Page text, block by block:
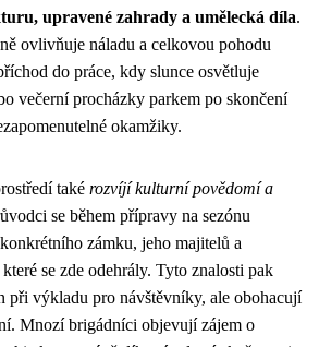
upravené zahrady a umělecká díla.
ovlivňuje náladu a celkovou pohodu
do práce, kdy slunce osvětluje
večerní procházky parkem po skončení
okamžiky.
také rozvíjí kulturní povědomí a
se během přípravy na sezónu
zámku, jeho majitelů a
se zde odehrály. Tyto znalosti pak
při výkladu pro návštěvníky, ale obohacují
Mnozí brigádníci objevují zájem o